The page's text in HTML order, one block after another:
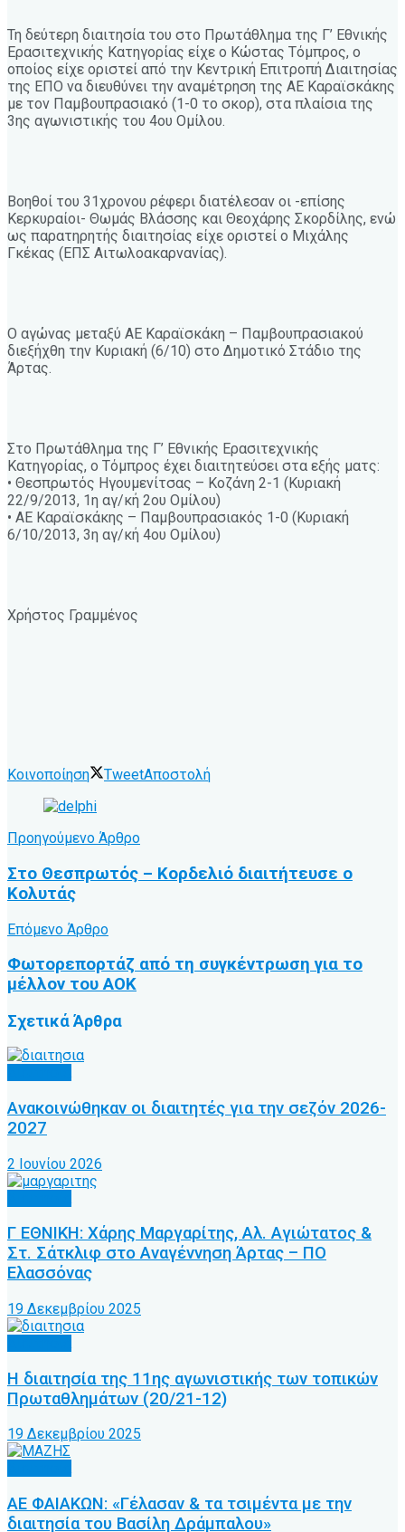
Τη δεύτερη διαιτησία του στο Πρωτάθλημα της Γ’ Εθνικής
Ερασιτεχνικής Κατηγορίας είχε ο Κώστας Τόμπρος, ο
οποίος είχε οριστεί από την Κεντρική Επιτροπή Διαιτησίας
της ΕΠΟ να διευθύνει την αναμέτρηση της ΑΕ Καραϊσκάκης
με τον Παμβουπρασιακό (1-0 το σκορ), στα πλαίσια της
3ης αγωνιστικής του 4ου Ομίλου.
Βοηθοί του 31χρονου ρέφερι διατέλεσαν οι -επίσης
Κερκυραίοι- Θωμάς Βλάσσης και Θεοχάρης Σκορδίλης, ενώ
ως παρατηρητής διαιτησίας είχε οριστεί ο Μιχάλης
Γκέκας (ΕΠΣ Αιτωλοακαρνανίας).
Ο αγώνας μεταξύ ΑΕ Καραϊσκάκη – Παμβουπρασιακού
διεξήχθη την Κυριακή (6/10) στο Δημοτικό Στάδιο της
Άρτας.
Στο Πρωτάθλημα της Γ’ Εθνικής Ερασιτεχνικής
Κατηγορίας, ο Τόμπρος έχει διαιτητεύσει στα εξής ματς:
• Θεσπρωτός Ηγουμενίτσας – Κοζάνη 2-1 (Κυριακή
22/9/2013, 1η αγ/κή 2ου Ομίλου)
• ΑΕ Καραϊσκάκης – Παμβουπρασιακός 1-0 (Κυριακή
6/10/2013, 3η αγ/κή 4ου Ομίλου)
Χρήστος Γραμμένος
Κοινοποίηση TweetΑποστολή
Προηγούμενο Άρθρο
Στο Θεσπρωτός – Κορδελιό διαιτήτευσε ο
Κολυτάς
Επόμενο Άρθρο
Φωτορεπορτάζ από τη συγκέντρωση για το
μέλλον του ΑΟΚ
ΣχετικάΆρθρα
Ανακοινώθηκαν οι διαιτητές για την σεζόν 2026-
2027
2 Ιουνίου 2026
Γ ΕΘΝΙΚΗ: Χάρης Μαργαρίτης, Αλ. Αγιώτατος &
Στ. Σάτκλιφ στο Αναγέννηση Άρτας – ΠΟ
Ελασσόνας
19 Δεκεμβρίου 2025
Η διαιτησία της 11ης αγωνιστικής των τοπικών
Πρωταθλημάτων (20/21-12)
19 Δεκεμβρίου 2025
ΑΕ ΦΑΙΑΚΩΝ: «Γέλασαν & τα τσιμέντα με την
διαιτησία του Βασίλη Δράμπαλου»